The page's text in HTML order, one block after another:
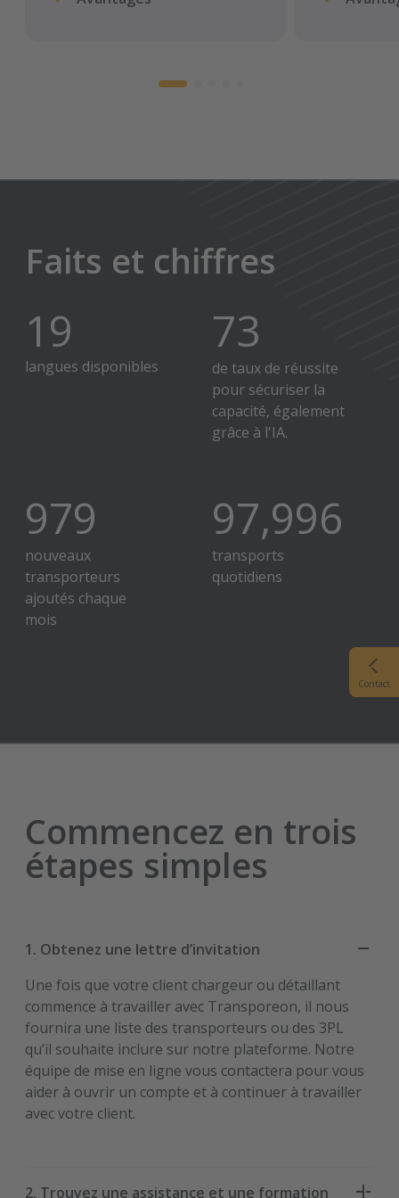
Contact
Faits et chiffres
24
langues disponibles
90
de taux de réussite
pour sécuriser la
capacité, également
grâce à l'IA.
1,200
nouveaux
transporteurs
ajoutés chaque
mois
120,000
Commencez en trois
étapes simples
1. Obtenez une lettre d’invitation
Une fois que votre client chargeur ou détaillant
commence à travailler avec Transporeon, il nous
fournira une liste des transporteurs ou des 3PL
qu’il souhaite inclure sur notre plateforme. Notre
équipe de mise en ligne vous contactera pour vous
aider à ouvrir un compte et à continuer à travailler
avec votre client.